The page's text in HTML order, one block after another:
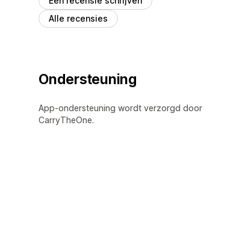
Alle recensies
Ondersteuning
App-ondersteuning wordt verzorgd door
CarryTheOne.